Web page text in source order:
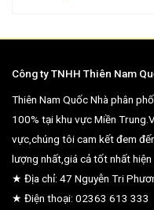
Công ty TNHH Thiên Nam
Thiên Nam Quốc Nhà phân
100% tại khu vực Miền
vực,chúng tôi cam kết đem
lượng nhất,giá cả tốt nhất hiện
★ Địa chỉ: 47 Nguyễn Tri
★ Điện thoại: 02363 613 333